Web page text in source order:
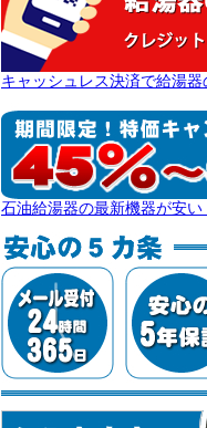
キャッシュレス決済で給湯器
石油給湯器の最新機器が安